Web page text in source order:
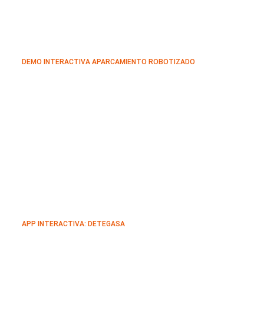
DEMO INTERACTIVA APARCAMIENTO ROBOTIZADO
APP INTERACTIVA: DETEGASA